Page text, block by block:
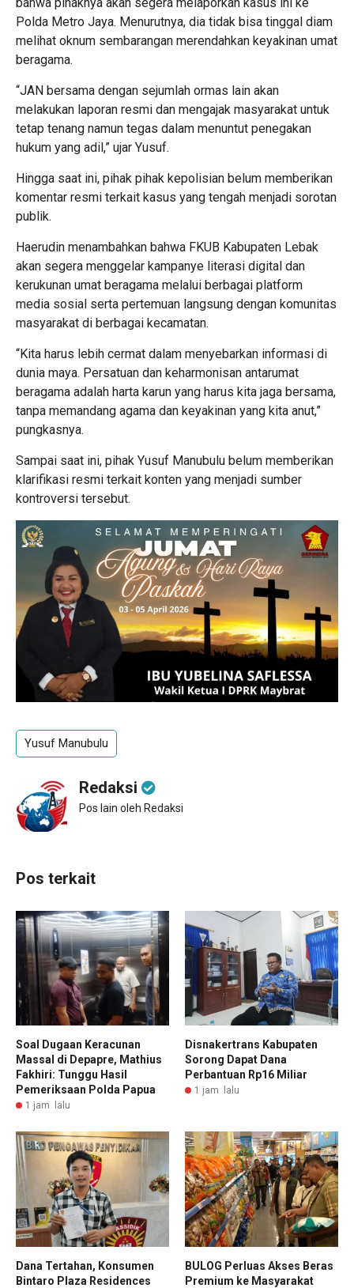
Polda Metro Jaya. Menurutnya, dia tidak bisa tinggal diam
melihat oknum sembarangan merendahkan keyakinan umat
beragama.
“JAN bersama dengan sejumlah ormas lain akan
melakukan laporan resmi dan mengajak masyarakat untuk
tetap tenang namun tegas dalam menuntut penegakan
hukum yang adil,” ujar Yusuf.
Hingga saat ini, pihak pihak kepolisian belum memberikan
komentar resmi terkait kasus yang tengah menjadi sorotan
publik.
Haerudin menambahkan bahwa FKUB Kabupaten Lebak
akan segera menggelar kampanye literasi digital dan
kerukunan umat beragama melalui berbagai platform
media sosial serta pertemuan langsung dengan komunitas
masyarakat di berbagai kecamatan.
“Kita harus lebih cermat dalam menyebarkan informasi di
dunia maya. Persatuan dan keharmonisan antarumat
beragama adalah harta karun yang harus kita jaga bersama,
tanpa memandang agama dan keyakinan yang kita anut,”
pungkasnya.
Sampai saat ini, pihak Yusuf Manubulu belum memberikan
klarifikasi resmi terkait konten yang menjadi sumber
kontroversi tersebut.
Yusuf Manubulu
Redaksi
Pos lain oleh Redaksi
Pos terkait
Soal Dugaan Keracunan
Massal di Depapre, Mathius
Fakhiri: Tunggu Hasil
Pemeriksaan Polda Papua
1 jam lalu
Disnakertrans Kabupaten
Sorong Dapat Dana
Perbantuan Rp16 Miliar
1 jam lalu
Dana Tertahan, Konsumen
Bintaro Plaza Residences
BULOG Perluas Akses Beras
Premium ke Masyarakat